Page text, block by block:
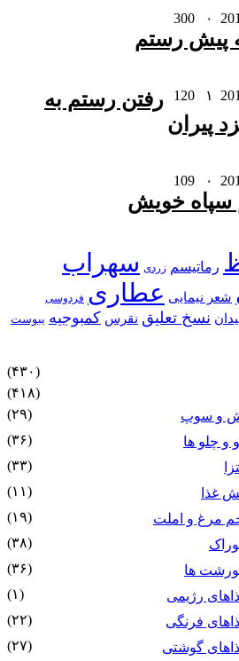
۰
پیش رستم
۱
رفتن رستم به
پیران
۰
سپاه خویش
رماتیسم زردی سهراب
شعر نیمایی عطاری فردوسی
نسخ تعلیق نقرس کمبوجیه یبوست
(۴۳۰)
(۴۱۸)
و سوپ
(۲۹)
و چلو ها
(۳۶)
(۳۳)
غذا
(۱۱)
مرغ و املت
(۱۹)
(۳۸)
ها
(۳۶)
رژیمی
(۱)
فرنگی
(۲۲)
گوشتی
(۲۷)